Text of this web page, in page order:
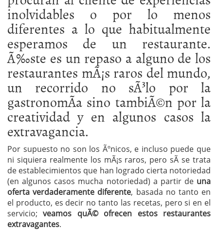
inolvidables o por lo menos
diferentes a lo que habitualmente
esperamos de un restaurante.
Ã‰ste es un repaso a alguno de los
restaurantes mÃ¡s raros del mundo,
un recorrido no sÃ³lo por la
gastronomÃ­a sino tambiÃ©n por la
creatividad y en algunos casos la
extravagancia.
Por supuesto no son los Ãºnicos, e incluso puede que
ni siquiera realmente los mÃ¡s raros, pero sÃ­ se trata
de establecimientos que han logrado cierta notoriedad
(en algunos casos mucha notoriedad) a partir deuna
oferta verdaderamente diferente, basada no tanto en
el producto, es decir no tanto las recetas, pero si en el
servicio;veamos quÃ© ofrecen estos restaurantes
extravagantes.